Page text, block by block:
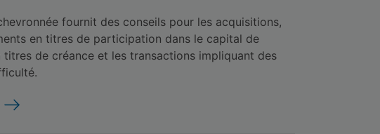
fournit des conseils pour les acquisitions,
en titres de participation dans le capital de
titres de créance et les transactions impliquant des